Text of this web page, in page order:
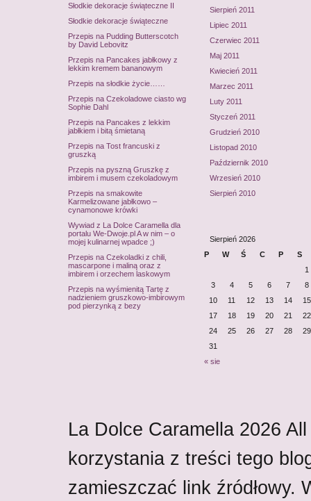
Słodkie dekoracje świąteczne II
Słodkie dekoracje świąteczne
Przepis na Pudding Butterscotch
by David Lebovitz
Przepis na Pancakes jabłkowy z
lekkim kremem bananowym
Przepis na słodkie życie……
Przepis na Czekoladowe ciasto wg
Sophie Dahl
Przepis na Pancakes z lekkim
jabłkiem i bitą śmietaną
Przepis na Tost francuski z
gruszką
Przepis na pyszną Gruszkę z
imbirem i musem czekoladowym
Przepis na smakowite
Karmelizowane jabłkowo –
cynamonowe krówki
Wywiad z La Dolce Caramella dla
portalu We-Dwoje.pl A w nim – o
mojej kulinarnej wpadce ;)
Przepis na Czekoladki z chili,
mascarpone i maliną oraz z
imbirem i orzechem laskowym
Przepis na wyśmienitą Tartę z
nadzieniem gruszkowo-imbirowym
pod pierzynką z bezy
Sierpień 2011
Lipiec 2011
Czerwiec 2011
Maj 2011
Kwiecień 2011
Marzec 2011
Luty 2011
Styczeń 2011
Grudzień 2010
Listopad 2010
Październik 2010
Wrzesień 2010
Sierpień 2010
Sierpień 2026
P
W Ś C P S
« sie
1
3
4 5 6 7
8
10
11 12 13 14
15
17
18 19 20 21
22
24
25 26 27 28
29
31
La Dolce Caramella 2026
korzystania z treści tego
zamieszczać link źródłowy.